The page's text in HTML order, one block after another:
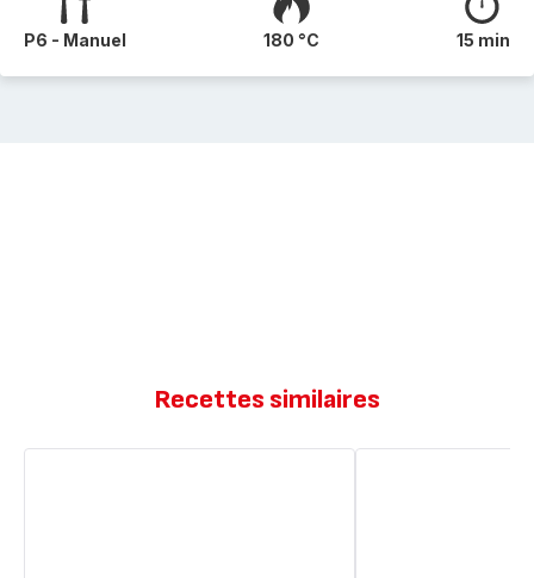
P6 - Manuel 180 °C 15 min
Recettes similaires